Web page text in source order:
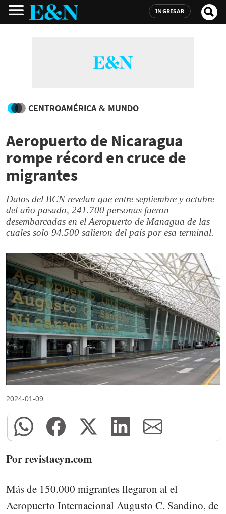
INGRESAR
CENTROAMÉRICA & MUNDO
Aeropuerto de Nicaragua
rompe récord en cruce de
migrantes
Datos del BCN revelan que entre septiembre y octubre
del año pasado, 241.700 personas fueron
desembarcadas en el Aeropuerto de Managua de las
cuales solo 94.500 salieron del país por esa terminal.
2024-01-09
Por revistaeyn.com
Más de 150.000 migrantes llegaron al el
Aeropuerto Internacional Augusto C. Sandino, de